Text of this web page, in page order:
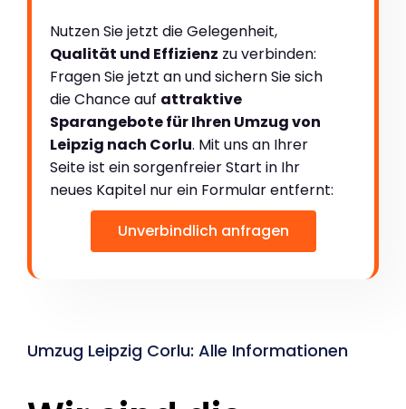
Nutzen Sie jetzt die Gelegenheit,
Qualität und Effizienz zu verbinden:
Fragen Sie jetzt an und sichern Sie sich
die Chance auf attraktive
Sparangebote für Ihren Umzug von
Leipzig nach Corlu. Mit uns an Ihrer
Seite ist ein sorgenfreier Start in Ihr
neues Kapitel nur ein Formular entfernt:
Unverbindlich anfragen
Umzug Leipzig Corlu: Alle Informationen